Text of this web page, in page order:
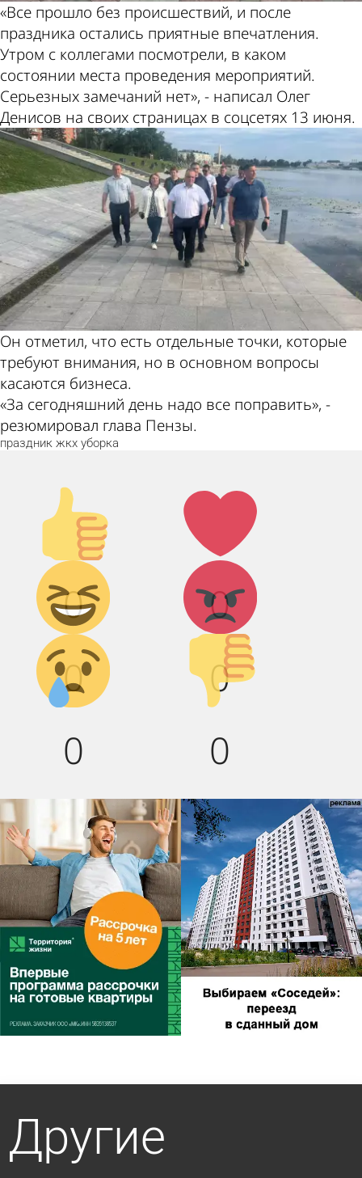
«Все прошло без происшествий, и после
праздника остались приятные впечатления.
Утром с коллегами посмотрели, в каком
состоянии места проведения мероприятий.
Серьезных замечаний нет», - написал Олег
Денисов на своих страницах в соцсетях 13 июня.
Он отметил, что есть отдельные точки, которые
требуют внимания, но в основном вопросы
касаются бизнеса.
«За сегодняшний день надо все поправить», -
резюмировал глава Пензы.
праздник жкх уборка
Палец
вверх!
0
Лайк!
0
Дикий
смех!
0
Агрессия!
0
Грусть :(
0
Палец
вниз!
0
Другие